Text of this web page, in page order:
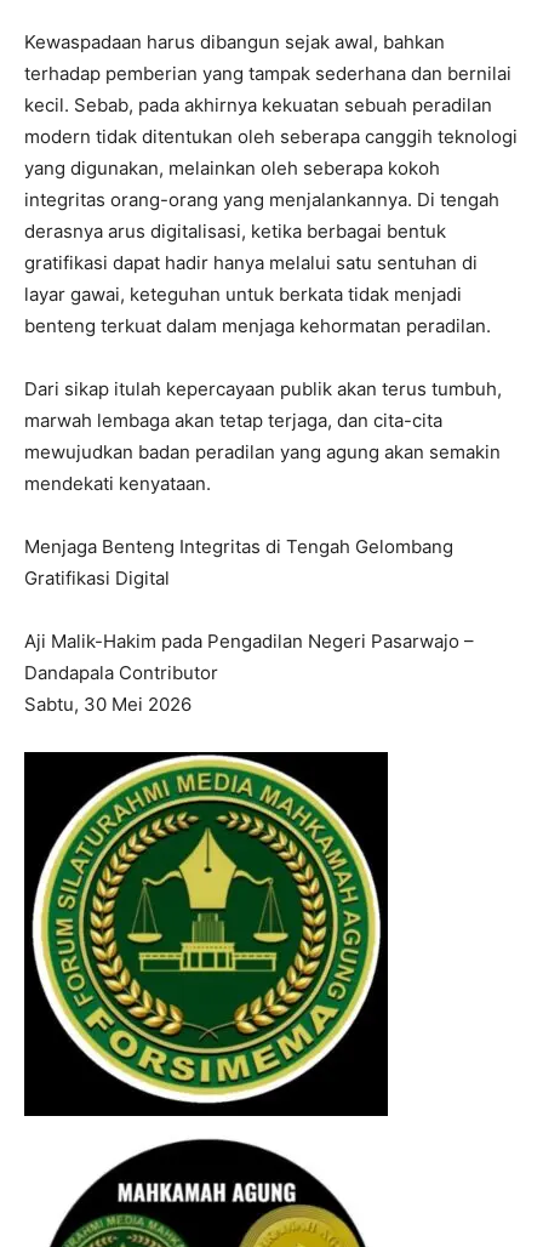
I WANT IN
I've read and accept thePrivacy Policy.
Kewaspadaan harus dibangun sejak awal, bahkan
terhadap pemberian yang tampak sederhana dan bernilai
kecil. Sebab, pada akhirnya kekuatan sebuah peradilan
modern tidak ditentukan oleh seberapa canggih teknologi
yang digunakan, melainkan oleh seberapa kokoh
integritas orang-orang yang menjalankannya. Di tengah
derasnya arus digitalisasi, ketika berbagai bentuk
gratifikasi dapat hadir hanya melalui satu sentuhan di
layar gawai, keteguhan untuk berkata tidak menjadi
benteng terkuat dalam menjaga kehormatan peradilan.
Dari sikap itulah kepercayaan publik akan terus tumbuh,
marwah lembaga akan tetap terjaga, dan cita-cita
mewujudkan badan peradilan yang agung akan semakin
mendekati kenyataan.
Menjaga Benteng Integritas di Tengah Gelombang
Gratifikasi Digital
Aji Malik-Hakim pada Pengadilan Negeri Pasarwajo –
Dandapala Contributor
Sabtu, 30 Mei 2026